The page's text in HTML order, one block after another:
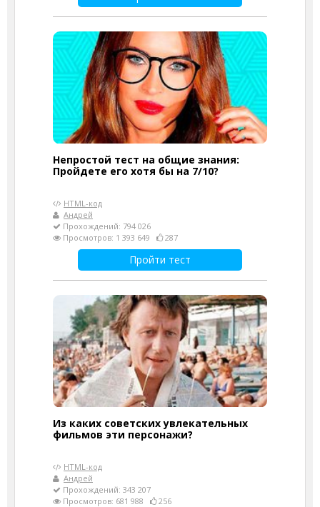
Непростой тест на общие знания:
Пройдете его хотя бы на 7/10?
HTML-код
Андрей
Прохождений: 794 026
Просмотров: 1 393 649
287
Пройти тест
Из каких советских увлекательных
фильмов эти персонажи?
HTML-код
Андрей
Прохождений: 343 207
Просмотров: 681 988
256